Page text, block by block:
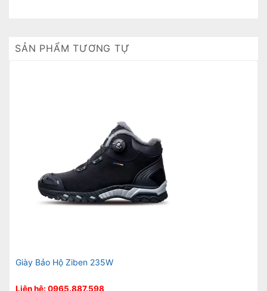
SẢN PHẨM TƯƠNG TỰ
Giày Bảo Hộ Ziben 235W
Liên hệ: 0965.887.598